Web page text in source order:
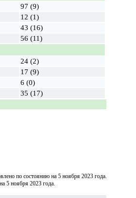
97 (9)
12 (1)
43 (16)
56 (11)
24 (2)
17 (9)
6 (0)
35 (17)
по состоянию на 5 ноября 2023 года.
5 ноября 2023 года.